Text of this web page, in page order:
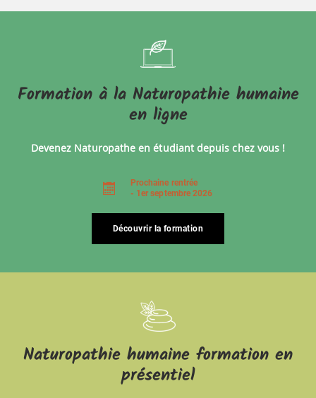
Formation à la Naturopathie humaine
en ligne
Devenez Naturopathe en étudiant depuis chez vous !
Prochaine rentrée
- 1er septembre 2026
Découvrir la formation
Naturopathie humaine formation en
présentiel